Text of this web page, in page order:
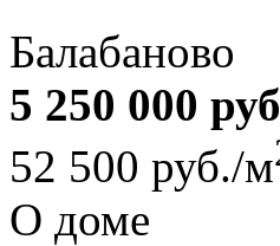
Балабаново
5 250 000
52 500 руб./м
О доме